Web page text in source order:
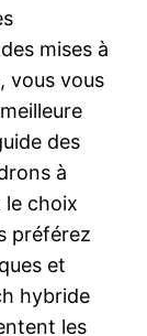
mises à
vous vous
des
à
choix
préférez
et
hybride
les